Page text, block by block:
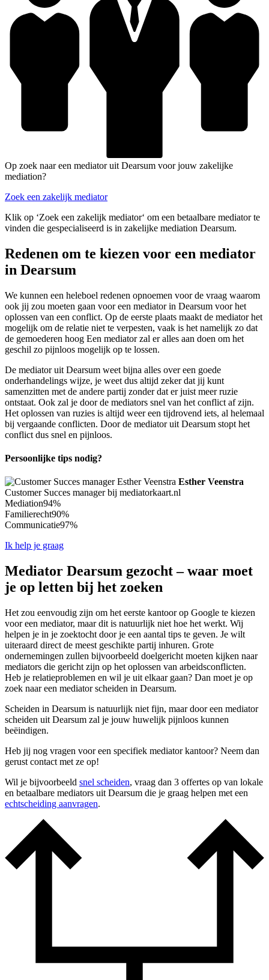
Op zoek naar een mediator uit Dearsum voor jouw zakelijke
mediation?
Zoek een zakelijk mediator
Klik op ‘Zoek een zakelijk mediator‘ om een betaalbare mediator te
vinden die gespecialiseerd is in zakelijke mediation Dearsum.
Redenen om te kiezen voor een mediator
in Dearsum
We kunnen een heleboel redenen opnoemen voor de vraag waarom
ook jij zou moeten gaan voor een mediator in Dearsum voor het
oplossen van een conflict. Op de eerste plaats maakt de mediator het
mogelijk om de relatie niet te verpesten, vaak is het namelijk zo dat
de gemoederen hoog Een mediator zal er alles aan doen om het
geschil zo pijnloos mogelijk op te lossen.
De mediator uit Dearsum weet bijna alles over een goede
onderhandelings wijze, je weet dus altijd zeker dat jij kunt
samenzitten met de andere partij zonder dat er juist meer ruzie
ontstaat. Ook zal je door de mediators snel van het conflict af zijn.
Het oplossen van ruzies is altijd weer een tijdrovend iets, al helemaal
bij vergaande conflicten. Door de mediator uit Dearsum stopt het
conflict dus snel en pijnloos.
Persoonlijke tips nodig?
Esther Veenstra
Customer Succes manager bij mediatorkaart.nl
Mediation94%
Familierecht90%
Communicatie97%
Ik help je graag
Mediator Dearsum gezocht – waar moet
je op letten bij het zoeken
Het zou eenvoudig zijn om het eerste kantoor op Google te kiezen
voor een mediator, maar dit is natuurlijk niet hoe het werkt. Wij
helpen je in je zoektocht door je een aantal tips te geven. Je wilt
uiteraard direct de meest geschikte partij inhuren. Grote
ondernemingen zullen bijvoorbeeld doelgericht moeten kijken naar
mediators die gericht zijn op het oplossen van arbeidsconflicten.
Heb je relatieproblemen en wil je uit elkaar gaan? Dan moet je op
zoek naar een mediator scheiden in Dearsum.
Scheiden in Dearsum is natuurlijk niet fijn, maar door een mediator
scheiden uit Dearsum zal je jouw huwelijk pijnloos kunnen
beëindigen.
Heb jij nog vragen voor een specifiek mediator kantoor? Neem dan
gerust contact met ze op!
Wil je bijvoorbeeld snel scheiden, vraag dan 3 offertes op van lokale
en betaalbare mediators uit Dearsum die je graag helpen met een
echtscheiding aanvragen.